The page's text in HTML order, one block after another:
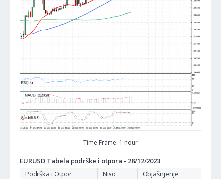
Time Frame: 1 hour
EURUSD Tabela podrške i otpora - 28/12/2023
Podrška i Otpor
Nivo
Objašnjenje